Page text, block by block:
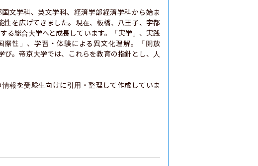
文学科、英文学科、経済学部経済学科から始ま
性を広げてきました。現在、板橋、八王子、宇都
る総合大学へと成長しています。「実学」、実践
性」、学習・体験による異文化理解。「開放
。帝京大学では、これらを教育の指針とし、人
報を受験生向けに引用・整理して作成していま